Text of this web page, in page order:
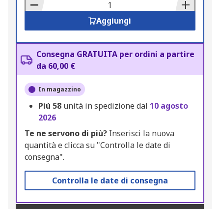
Basket
Aggiungi
Consegna GRATUITA per ordini a partire
da 60,00 €
In magazzino
Più 58 unità in spedizione dal 10 agosto
2026
Te ne servono di più? Inserisci la nuova
quantità e clicca su "Controlla le date di
consegna".
Controlla le date di consegna